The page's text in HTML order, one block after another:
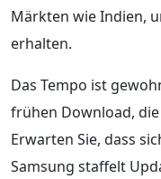
Märkten wie Indien,
erhalten.
Das Tempo ist
frühen Download,
Erwarten Sie, dass
Samsung staffelt